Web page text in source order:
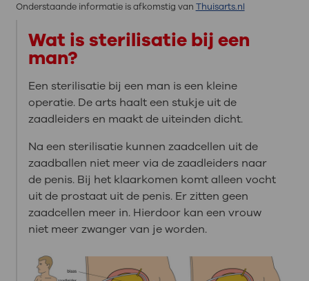
Onderstaande informatie is afkomstig van Thuisarts.nl
Wat is sterilisatie bij een
man?
Een sterilisatie bij een man is een kleine
operatie. De arts haalt een stukje uit de
zaadleiders en maakt de uiteinden dicht.
Na een sterilisatie kunnen zaadcellen uit de
zaadballen niet meer via de zaadleiders naar
de penis. Bij het klaarkomen komt alleen vocht
uit de prostaat uit de penis. Er zitten geen
zaadcellen meer in. Hierdoor kan een vrouw
niet meer zwanger van je worden.